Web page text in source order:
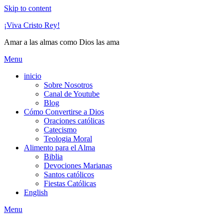
Skip to content
¡Viva Cristo Rey!
Amar a las almas como Dios las ama
Menu
inicio
Sobre Nosotros
Canal de Youtube
Blog
Cómo Convertirse a Dios
Oraciones católicas
Catecismo
Teologia Moral
Alimento para el Alma
Biblia
Devociones Marianas
Santos católicos
Fiestas Católicas
English
Menu